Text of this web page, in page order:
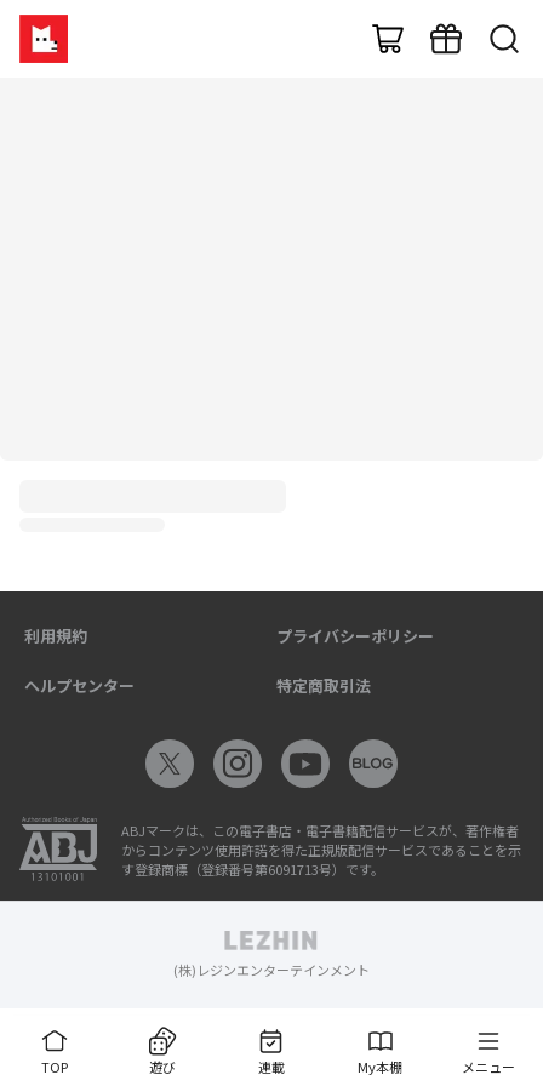
TOP 遊び 連載 My本棚 メニュー
利用規約 プライバシーポリシー
ヘルプセンター 特定商取引法
ABJマークは、この電子書店・電子書籍配信サービスが、著作権者
からコンテンツ使用許諾を得た正規版配信サービスであることを示
す登録商標（登録番号第6091713号）です。
(株)レジンエンターテインメント